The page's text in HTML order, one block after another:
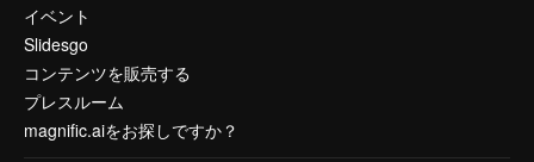
イベント
Slidesgo
コンテンツを販売する
プレスルーム
magnific.aiをお探しですか？